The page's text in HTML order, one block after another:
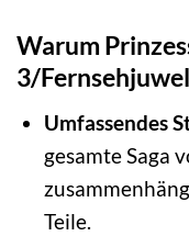
Warum
3/
Umfassendes
gesamte Saga
Teile.